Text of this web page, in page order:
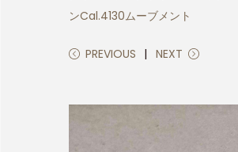
ンCal.4130ムーブメント
PREVIOUS NEXT